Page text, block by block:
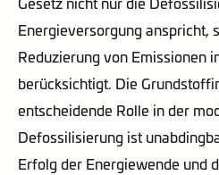
Energieversorgung anspricht,
Reduzierung von Emissionen
berücksichtigt. Die
entscheidende Rolle in der
Defossilisierung ist
Erfolg der Energiewende und